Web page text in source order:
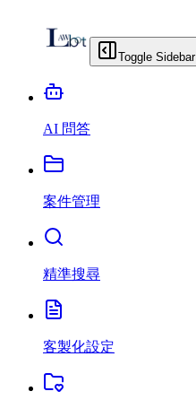
Toggle Sidebar
AI 問答
案件管理
精準搜尋
客製化設定